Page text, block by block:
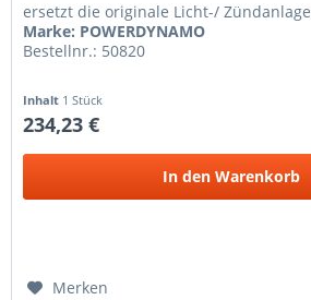
ersetzt die originale Licht-/ Zündanlage
Marke: POWERDYNAMO
Bestellnr.: 50820
Inhalt 1 Stück
234,23 €
In den Warenkorb
Merken